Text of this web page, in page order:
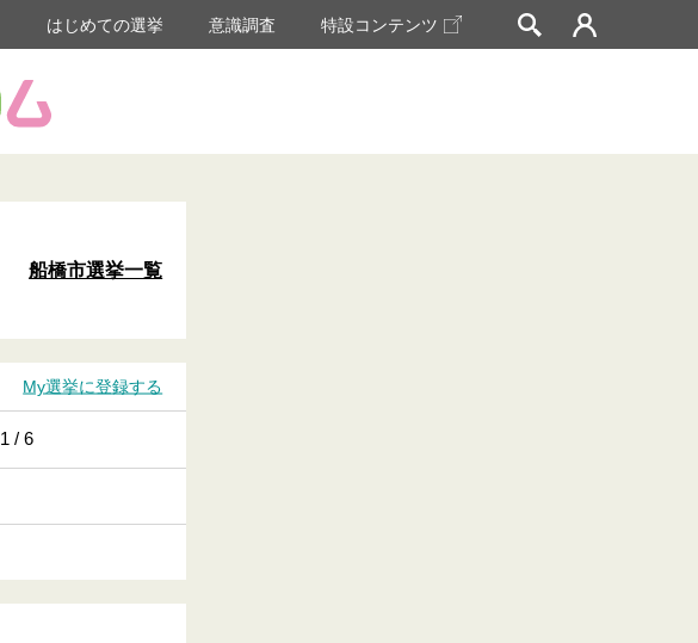
はじめての選挙 意識調査 特設コンテンツ
船橋市選挙一覧
My選挙に登録する
1 / 6